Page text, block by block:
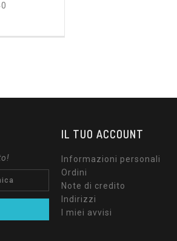
IL TUO ACCOUNT
Informazioni personali
Ordini
Note di credito
Indirizzi
I miei avvisi